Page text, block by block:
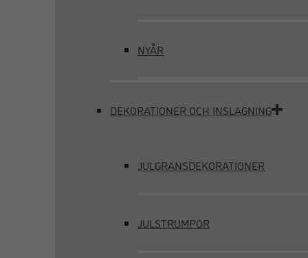
NYÅR
DEKORATIONER OCH INSLAGNING
JULGRANSDEKORATIONER
JULSTRUMPOR